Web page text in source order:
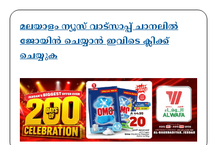
മലയാളം ന്യൂസ് വാട്സാപ്പ് ചാനലിൽ
ജോയിൻ ചെയ്യാൻ ഇവിടെ ക്ലിക്ക്
ചെയ്യുക